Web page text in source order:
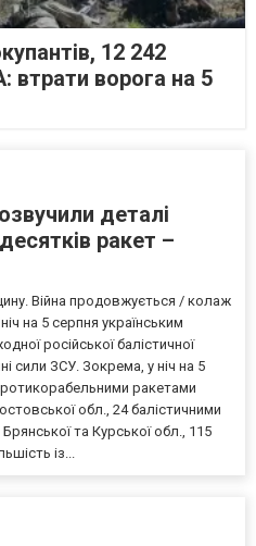
12 242
втрати ворога на 5
деталі
ракет –
Війна продовжується / колаж
на 5 серпня українським
російської балістичної
сили ЗСУ. Зокрема, у ніч на 5
ракетами
обл., 24 балістичними
та Курської обл., 115
із...